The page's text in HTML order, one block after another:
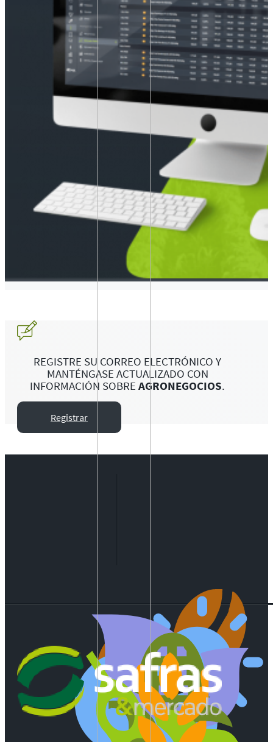
REGISTRE SU CORREO ELECTRÓNICO Y
MANTÉNGASE ACTUALIZADO CON
INFORMACIÓN SOBRE AGRONEGOCIOS.
Registrar